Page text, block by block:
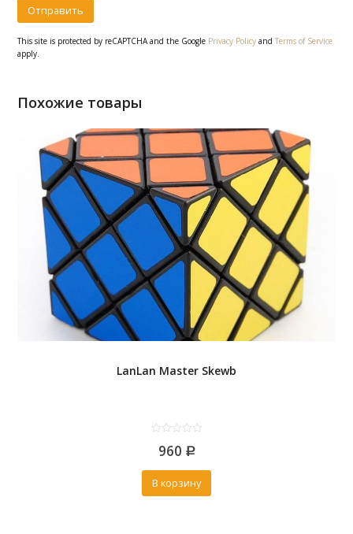
This site is protected by reCAPTCHA and the Google Privacy Policy andTerms of Service
apply.
Похожие товары
LanLan Master Skewb
out
5
960 Р
В корзину